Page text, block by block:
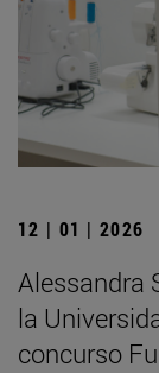
12 | 01 | 2026
Alessandra
la
concurso